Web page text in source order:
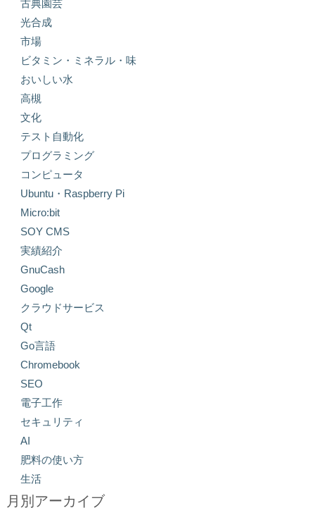
古典園芸
光合成
市場
ビタミン・ミネラル・味
おいしい水
高槻
文化
テスト自動化
プログラミング
コンピュータ
Ubuntu・Raspberry Pi
Micro:bit
SOY CMS
実績紹介
GnuCash
Google
クラウドサービス
Qt
Go言語
Chromebook
SEO
電子工作
セキュリティ
AI
肥料の使い方
生活
月別アーカイブ